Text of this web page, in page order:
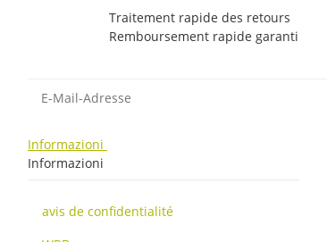
Traitement rapide des retours
Remboursement rapide garanti
Informazioni
Informazioni
avis de confidentialité